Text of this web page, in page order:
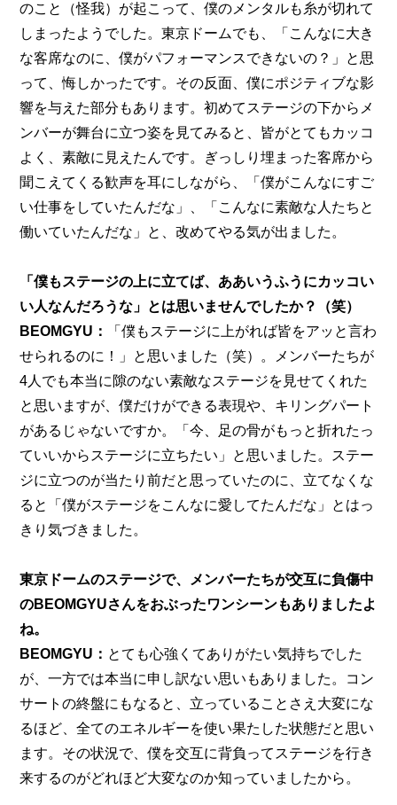
のこと（怪我）が起こって、僕のメンタルも糸が切れて
しまったようでした。東京ドームでも、「こんなに大き
な客席なのに、僕がパフォーマンスできないの？」と思
って、悔しかったです。その反面、僕にポジティブな影
響を与えた部分もあります。初めてステージの下からメ
ンバーが舞台に立つ姿を見てみると、皆がとてもカッコ
よく、素敵に見えたんです。ぎっしり埋まった客席から
聞こえてくる歓声を耳にしながら、「僕がこんなにすご
い仕事をしていたんだな」、「こんなに素敵な人たちと
働いていたんだな」と、改めてやる気が出ました。
「僕もステージの上に立てば、ああいうふうにカッコい
い人なんだろうな」とは思いませんでしたか？（笑）
BEOMGYU：
「僕もステージに上がれば皆をアッと言わ
せられるのに！」と思いました（笑）。メンバーたちが
4人でも本当に隙のない素敵なステージを見せてくれた
と思いますが、僕だけができる表現や、キリングパート
があるじゃないですか。「今、足の骨がもっと折れたっ
ていいからステージに立ちたい」と思いました。ステー
ジに立つのが当たり前だと思っていたのに、立てなくな
ると「僕がステージをこんなに愛してたんだな」とはっ
きり気づきました。
東京ドームのステージで、メンバーたちが交互に負傷中
のBEOMGYUさんをおぶったワンシーンもありましたよ
ね。
BEOMGYU： とても心強くてありがたい気持ちでした
が、一方では本当に申し訳ない思いもありました。コン
サートの終盤にもなると、立っていることさえ大変にな
るほど、全てのエネルギーを使い果たした状態だと思い
ます。その状況で、僕を交互に背負ってステージを行き
来するのがどれほど大変なのか知っていましたから。